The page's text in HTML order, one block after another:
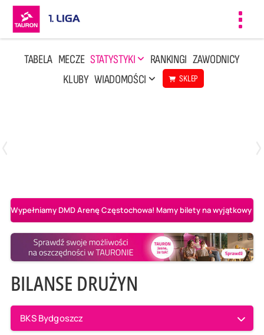
TABELA MECZE STATYSTYKI RANKINGI ZAWODNICY
KLUBY WIADOMOŚCI SKLEP
Wypełniamy DMD Arenę Częstochowa! Mamy bilety na wyjątkowy
BILANSE DRUŻYN
BKS Bydgoszcz